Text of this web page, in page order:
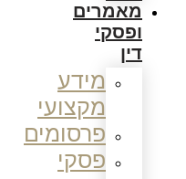
מאמרים
ופסקי
דין
מידע
מקצועי
פרסומים
פסקי